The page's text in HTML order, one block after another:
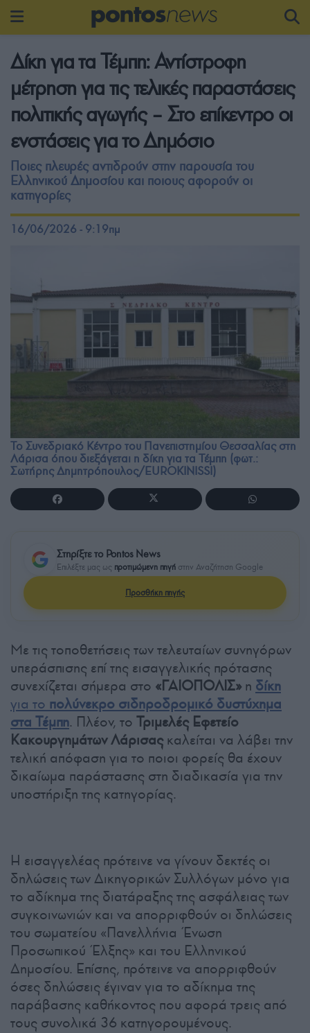
Δίκη για τα Τέμπη: Αντίστροφη
μέτρηση για τις τελικές παραστάσεις
πολιτικής αγωγής – Στο επίκεντρο οι
ενστάσεις για το Δημόσιο
Ποιες πλευρές αντιδρούν στην παρουσία του
Ελληνικού Δημοσίου και ποιους αφορούν οι
κατηγορίες
16/06/2026 - 9:19πμ
Το Συνεδριακό Κέντρο του Πανεπιστημίου Θεσσαλίας στη
Λάρισα όπου διεξάγεται η δίκη για τα Τέμπη (φωτ.:
Σωτήρης Δημητρόπουλος/EUROKINISSI)
Στηρίξτε το Pontos News
Επιλέξτε μας ως προτιμώμενη πηγή στην Αναζήτηση Google
Προσθήκη πηγής
Με τις τοποθετήσεις των τελευταίων συνηγόρων
υπεράσπισης επί της εισαγγελικής πρότασης
συνεχίζεται σήμερα στο «ΓΑΙΟΠΟΛΙΣ» η δίκη
για το πολύνεκρο σιδηροδρομικό δυστύχημα
στα Τέμπη. Πλέον, το Τριμελές Εφετείο
Κακουργημάτων Λάρισαςκαλείται να λάβει την
τελική απόφαση για το ποιοι φορείς θα έχουν
δικαίωμα παράστασης στη διαδικασία για την
υποστήριξη της κατηγορίας.
Η εισαγγελέας πρότεινε να γίνουν δεκτές οι
δηλώσεις των Δικηγορικών Συλλόγων μόνο για
το αδίκημα της διατάραξης της ασφάλειας των
συγκοινωνιών και να απορριφθούν οι δηλώσεις
του σωματείου «Πανελλήνια Ένωση
Προσωπικού Έλξης» και του Ελληνικού
Δημοσίου. Επίσης, πρότεινε να απορριφθούν
όσες δηλώσεις έγιναν για το αδίκημα της
παράβασης καθήκοντος που αφορά τρεις από
τους συνολικά 36 κατηγορουμένους.